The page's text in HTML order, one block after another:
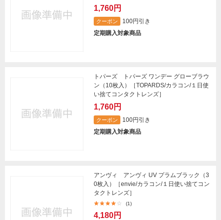
1,760円
クーポン
100円引き
定期購入対象商品
トパーズ トパーズ ワンデー グローブラウ
ン（10枚入）［TOPARDS/カラコン/１日使
い捨てコンタクトレンズ］
1,760円
クーポン
100円引き
定期購入対象商品
アンヴィ アンヴィ UV プラムブラック（3
0枚入）［envie/カラコン/１日使い捨てコン
タクトレンズ］
(1)
4,180円